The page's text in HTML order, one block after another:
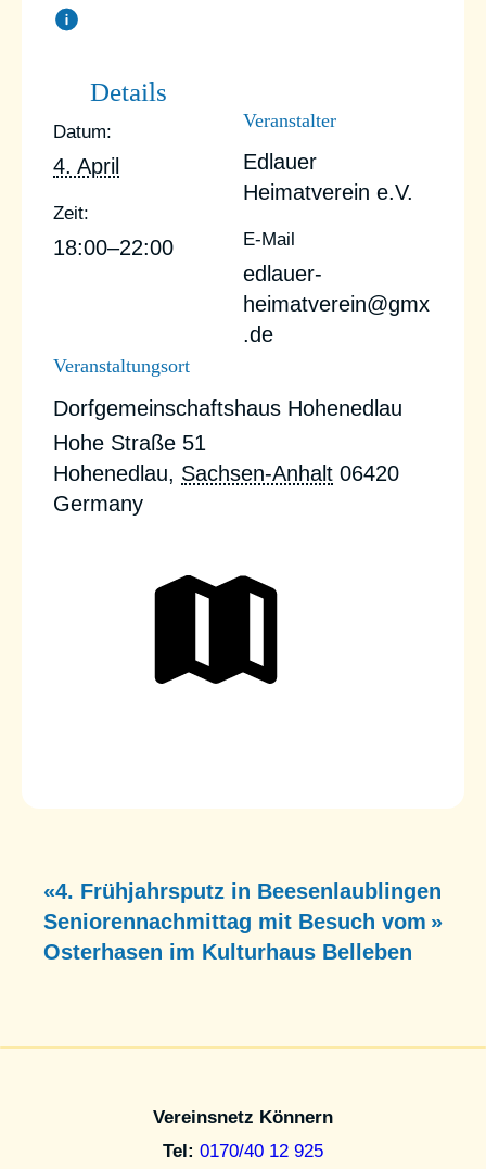
Details
Datum:
4. April
Zeit:
18:00–22:00
Veranstaltungsort
Dorfgemeinschaftshaus Hohenedlau
Hohe Straße 51
Hohenedlau, Sachsen-Anhalt 06420
Germany
Veranstalter
Edlauer
Heimatverein e.V.
E-Mail
edlauer-
heimatverein@gmx
.de
«4. Frühjahrsputz in Beesenlaublingen
Seniorennachmittag mit Besuch vom
Osterhasen im Kulturhaus Belleben
»
Vereinsnetz Könnern
Tel: 0170/40 12 925